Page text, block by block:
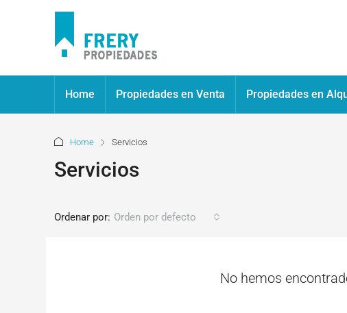
Home Propiedades en Venta Propiedades en
Home Servicios
Servicios
Ordenar por: Orden por defecto
No hemos